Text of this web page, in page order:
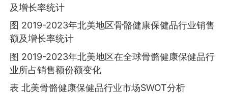
及增长率统计
图 2019-2023年北美地区骨骼健康保健品行业销售
额及增长率统计
图 2019-2023年北美地区在全球骨骼健康保健品行
业所占销售额份额变化
表 北美骨骼健康保健品行业市场SWOT分析